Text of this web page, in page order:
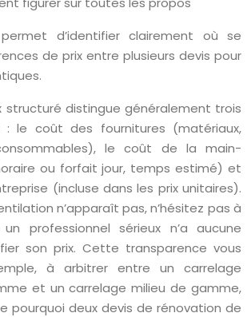
d’identifier clairement où se
de prix entre plusieurs devis pour
structuré distingue généralement trois
: le coût des fournitures (matériaux,
le coût de la main-
ou forfait jour, temps estimé) et
(incluse dans les prix unitaires).
n’apparaît pas, n’hésitez pas à
professionnel sérieux n’a aucune
son prix. Cette transparence vous
à arbitrer entre un carrelage
et un carrelage milieu de gamme,
pourquoi deux devis de rénovation de